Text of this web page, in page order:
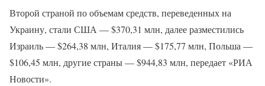
Второй страной по объемам средств, переведенных на
Украину, стали США — $370,31 млн, далее разместились
Израиль — $264,38 млн, Италия — $175,77 млн, Польша —
$106,45 млн, другие страны — $944,83 млн, передает «РИА
Новости».